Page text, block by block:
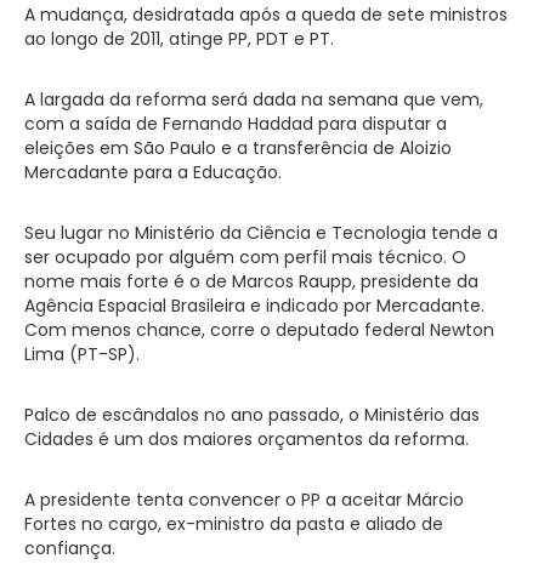
A mudança, desidratada após a queda de sete ministros
ao longo de 2011, atinge PP, PDT e PT.
A largada da reforma será dada na semana que vem,
com a saída de Fernando Haddad para disputar a
eleições em São Paulo e a transferência de Aloizio
Mercadante para a Educação.
Seu lugar no Ministério da Ciência e Tecnologia tende a
ser ocupado por alguém com perfil mais técnico. O
nome mais forte é o de Marcos Raupp, presidente da
Agência Espacial Brasileira e indicado por Mercadante.
Com menos chance, corre o deputado federal Newton
Lima (PT-SP).
Palco de escândalos no ano passado, o Ministério das
Cidades é um dos maiores orçamentos da reforma.
A presidente tenta convencer o PP a aceitar Márcio
Fortes no cargo, ex-ministro da pasta e aliado de
confiança.